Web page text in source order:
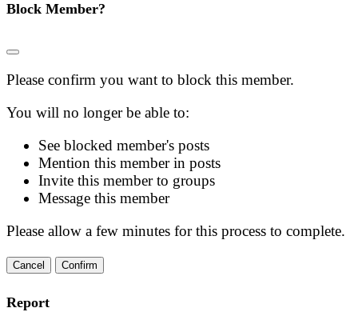
Block Member?
Please confirm you want to block this member.
You will no longer be able to:
See blocked member's posts
Mention this member in posts
Invite this member to groups
Message this member
Please allow a few minutes for this process to complete.
Confirm
Report